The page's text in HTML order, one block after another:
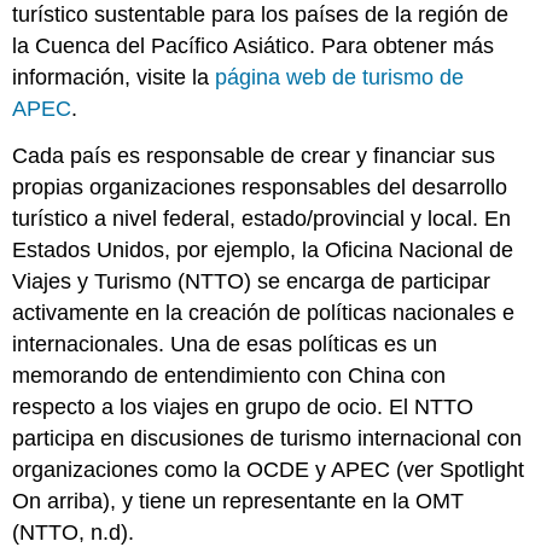
turístico sustentable para los países de la región de
la Cuenca del Pacífico Asiático. Para obtener más
información, visite la página web de turismo de
APEC.
Cada país es responsable de crear y financiar sus
propias organizaciones responsables del desarrollo
turístico a nivel federal, estado/provincial y local. En
Estados Unidos, por ejemplo, la Oficina Nacional de
Viajes y Turismo (NTTO) se encarga de participar
activamente en la creación de políticas nacionales e
internacionales. Una de esas políticas es un
memorando de entendimiento con China con
respecto a los viajes en grupo de ocio. El NTTO
participa en discusiones de turismo internacional con
organizaciones como la OCDE y APEC (ver Spotlight
On arriba), y tiene un representante en la OMT
(NTTO, n.d).